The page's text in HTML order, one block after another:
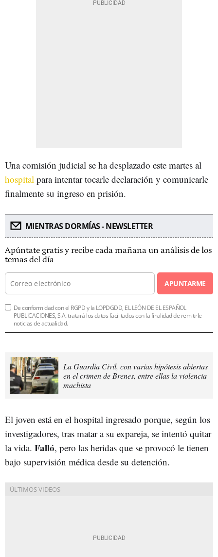
Una comisión judicial se ha desplazado este martes al
hospital para intentar tocarle declaración y comunicarle
finalmente su ingreso en prisión.
MIENTRAS DORMÍAS - NEWSLETTER
Apúntate gratis y recibe cada mañana un análisis de los
temas del día
APUNTARME
De conformidad con el RGPD y la LOPDGDD, EL LEÓN DE EL ESPAÑOL
PUBLICACIONES, S.A. tratará los datos facilitados con la finalidad de remitirle
noticias de actualidad.
La Guardia Civil, con varias hipótesis abiertas
en el crimen de Brenes, entre ellas la violencia
machista
El joven está en el hospital ingresado porque, según los
investigadores, tras matar a su expareja, se intentó quitar
la vida. Falló, pero las heridas que se provocó le tienen
bajo supervisión médica desde su detención.